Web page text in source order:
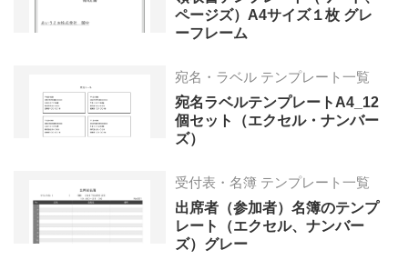
ページズ）A4サイズ１枚 グレ
ーフレーム
宛名・ラベル テンプレート一覧
宛名ラベルテンプレートA4_12
個セット（エクセル・ナンバー
ズ）
受付表・名簿 テンプレート一覧
出席者（参加者）名簿のテンプ
レート（エクセル、ナンバー
ズ）グレー